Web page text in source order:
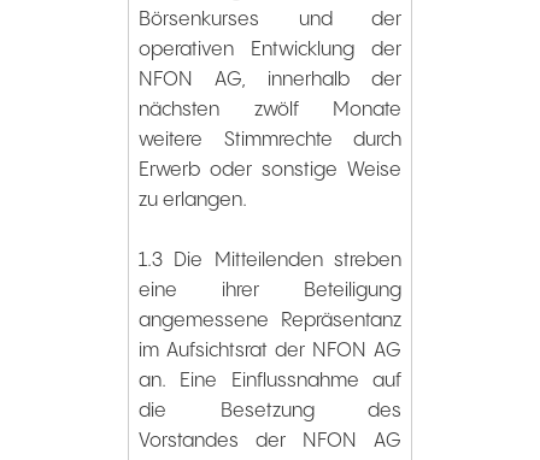
Börsenkurses und der
operativen Entwicklung der
NFON AG, innerhalb der
nächsten zwölf Monate
weitere Stimmrechte durch
Erwerb oder sonstige Weise
zu erlangen.
1.3 Die Mitteilenden streben
eine ihrer Beteiligung
angemessene Repräsentanz
im Aufsichtsrat der NFON AG
an. Eine Einflussnahme auf
die Besetzung des
Vorstandes der NFON AG